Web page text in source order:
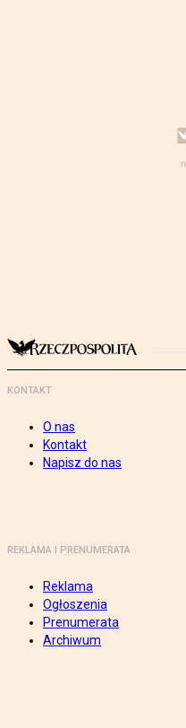
KONTAKT
O nas
Kontakt
Napisz do nas
REKLAMA I PRENUMERATA
Reklama
Ogłoszenia
Prenumerata
Archiwum